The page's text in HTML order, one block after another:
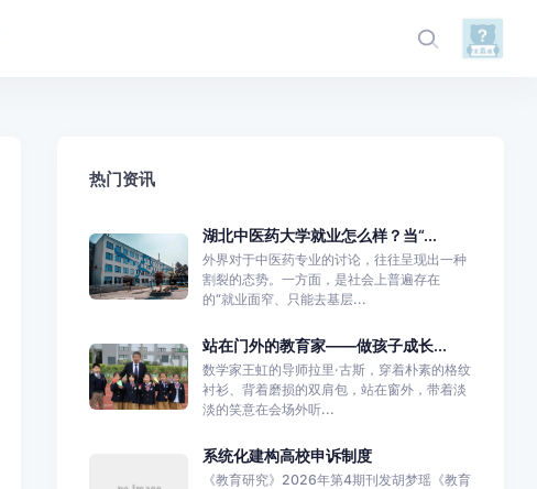
热门资讯
湖北中医药大学就业怎么样？当“...
外界对于中医药专业的讨论，往往呈现出一种
割裂的态势。一方面，是社会上普遍存在
的“就业面窄、只能去基层...
站在门外的教育家——做孩子成长...
数学家王虹的导师拉里·古斯，穿着朴素的格纹
衬衫、背着磨损的双肩包，站在窗外，带着淡
淡的笑意在会场外听...
系统化建构高校申诉制度
《教育研究》2026年第4期刊发胡梦瑶《教育